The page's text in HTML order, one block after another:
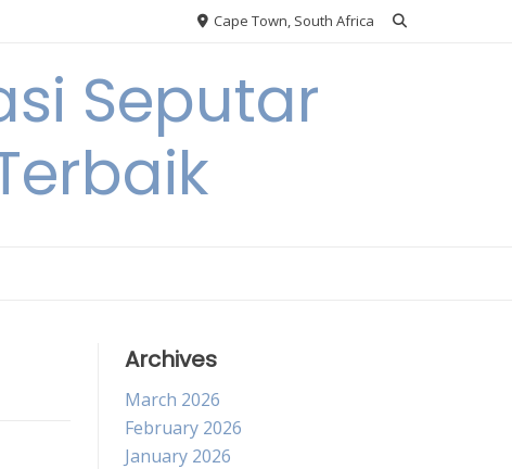
Cape Town, South Africa
Seputar
Archives
March 2026
February 2026
January 2026